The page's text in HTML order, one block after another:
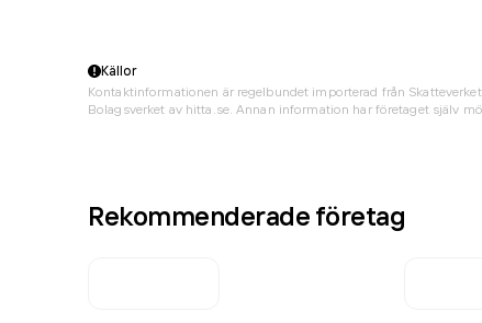
Källor
Kontaktinformationen är regelbundet importerad från
Bolagsverket av hitta.se. Annan information har företaget själv
Rekommenderade företag